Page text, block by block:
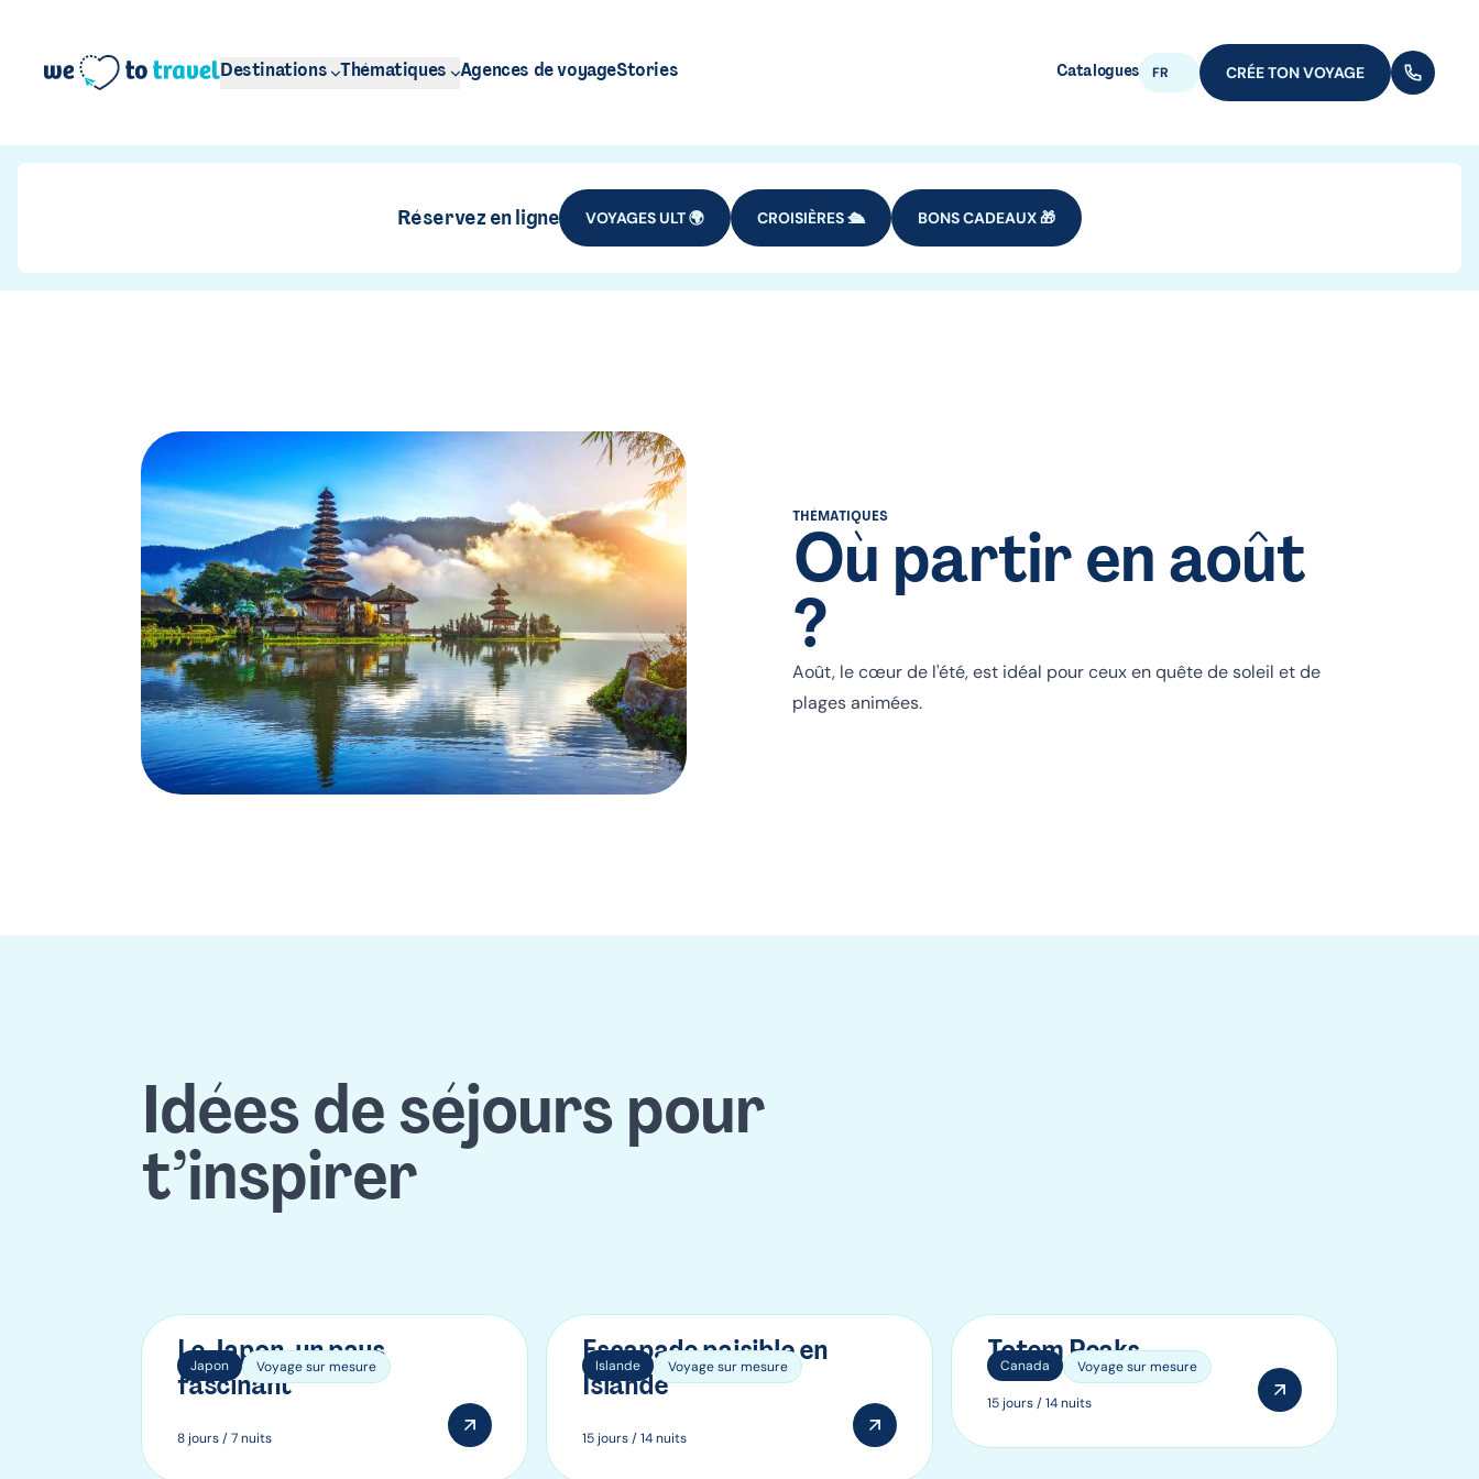
Destinations Thématiques Agences de voyageStories Catalogues CRÉE TON VOYAGE
FR (+352)
Réservez en ligne VOYAGES ULT 🌍 CROISIÈRES 🛳️ BONS CADEAUX 🎁
THÉMATIQUES
Où partir en août
?
Août, le cœur de l'été, est idéal pour ceux en quête de soleil et de
plages animées.
Idées de séjours pour
t’inspirer
Japon Voyage sur mesure
Le Japon, un pays
fascinant
8 jours / 7 nuits
Islande Voyage sur mesure
Escapade paisible en
Islande
15 jours / 14 nuits
Canada Voyage sur mesure
Totem Peaks
15 jours / 14 nuits